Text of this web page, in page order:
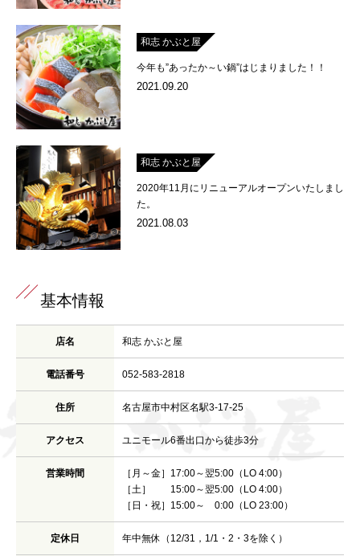
和志 かぶと屋
今年も”あったか～い鍋”はじまりました！！
2021.09.20
和志 かぶと屋
2020年11月にリニューアルオープンいたしまし
た。
2021.08.03
基本情報
店名 和志 かぶと屋
電話番号 052-583-2818
住所 名古屋市中村区名駅3-17-25
アクセス ユニモール6番出口から徒歩3分
営業時間
［月～金］17:00～翌5:00（LO 4:00）
［土］ 15:00～翌5:00（LO 4:00）
［日・祝］15:00～ 0:00（LO 23:00）
定休日 年中無休（12/31，1/1・2・3を除く）